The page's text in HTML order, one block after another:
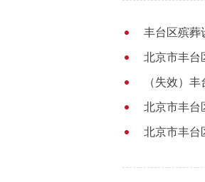
丰台区殡葬
北京市丰台
（失效）